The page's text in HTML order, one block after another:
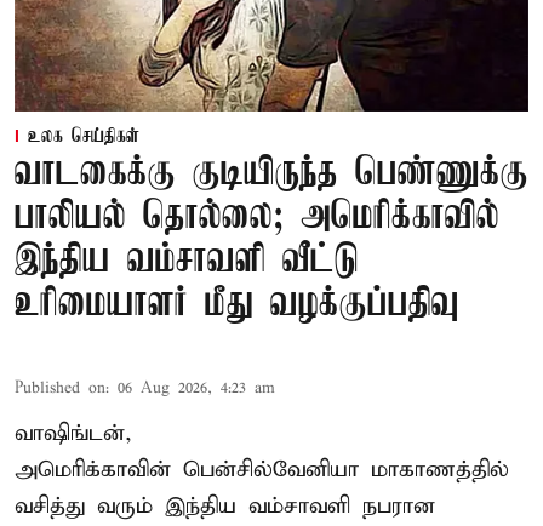
உலக செய்திகள்
வாடகைக்கு குடியிருந்த பெண்ணுக்கு
பாலியல் தொல்லை; அமெரிக்காவில்
இந்திய வம்சாவளி வீட்டு
உரிமையாளர் மீது வழக்குப்பதிவு
Published on: 06 Aug 2026, 4:23 am
வாஷிங்டன்,
அமெரிக்காவின் பென்சில்வேனியா மாகாணத்தில்
வசித்து வரும் இந்திய வம்சாவளி நபரான